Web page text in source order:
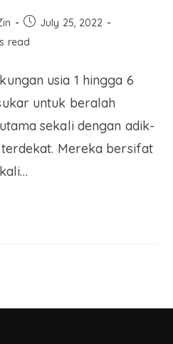
July 25, 2022
read
usia 1 hingga 6
untuk beralah
sekali dengan adik-
Mereka bersifat